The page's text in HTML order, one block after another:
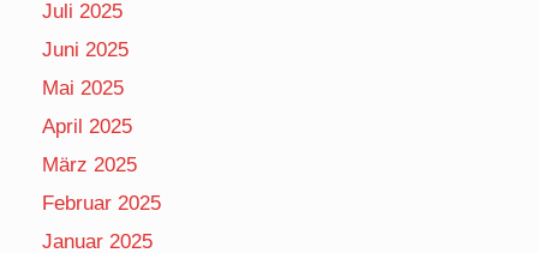
Juli 2025
Juni 2025
Mai 2025
April 2025
März 2025
Februar 2025
Januar 2025